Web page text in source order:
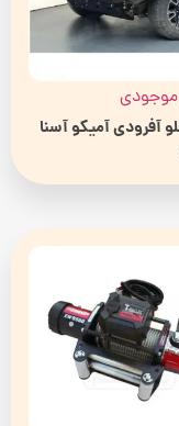
موجودی
آفرودی آمیکو آسنا